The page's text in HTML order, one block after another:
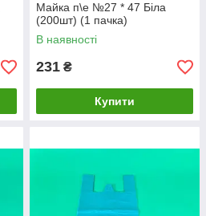
Майка п\е №27 * 47 Біла
(200шт) (1 пачка)
В наявності
231 ₴
Купити